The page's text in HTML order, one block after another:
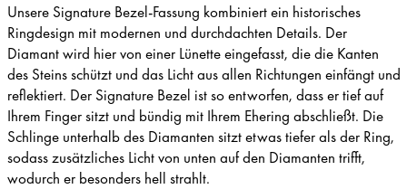
Unsere Signature Bezel-Fassung kombiniert ein historisches
Ringdesign mit modernen und durchdachten Details. Der
Diamant wird hier von einer Lünette eingefasst, die die Kanten
des Steins schützt und das Licht aus allen Richtungen einfängt und
reflektiert. Der Signature Bezel ist so entworfen, dass er tief auf
Ihrem Finger sitzt und bündig mit Ihrem Ehering abschließt. Die
Schlinge unterhalb des Diamanten sitzt etwas tiefer als der Ring,
sodass zusätzliches Licht von unten auf den Diamanten trifft,
wodurch er besonders hell strahlt.